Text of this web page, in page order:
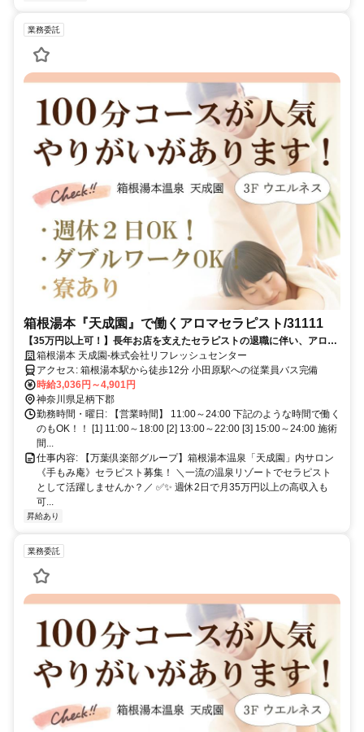
業務委託
箱根湯本『天成園』で働くアロマセラピスト/31111
【35万円以上可！】長年お店を支えたセラピストの退職に伴い、アロマ
セラピスト大募集
箱根湯本 天成園-株式会社リフレッシュセンター
アクセス: 箱根湯本駅から徒歩12分 小田原駅への従業員バス完備
時給3,036円～4,901円
神奈川県足柄下郡
勤務時間・曜日: 【営業時間】 11:00～24:00 下記のような時間で働く
のもOK！！ [1] 11:00～18:00 [2] 13:00～22:00 [3] 15:00～24:00 施術
間...
仕事内容: 【万葉倶楽部グループ】箱根湯本温泉「天成園」内サロン
《手もみ庵》セラピスト募集！ ＼一流の温泉リゾートでセラピスト
として活躍しませんか？／ ✅✨ 週休2日で月35万円以上の高収入も
可...
昇給あり
業務委託